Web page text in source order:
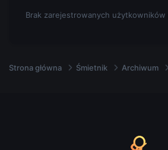
Brak zarejestrowanych
Strona główna Śmietnik Archiwum